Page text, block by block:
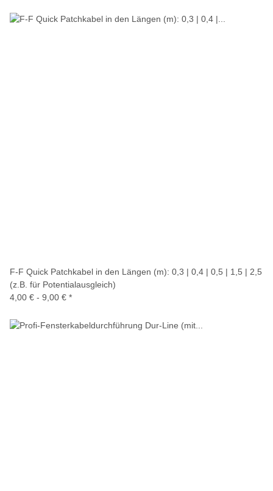
F-F Quick Patchkabel in den Längen (m): 0,3 | 0,4 | 0,5 | 1,5 | 2,5
(z.B. für Potentialausgleich)
4,00 € - 9,00 € *